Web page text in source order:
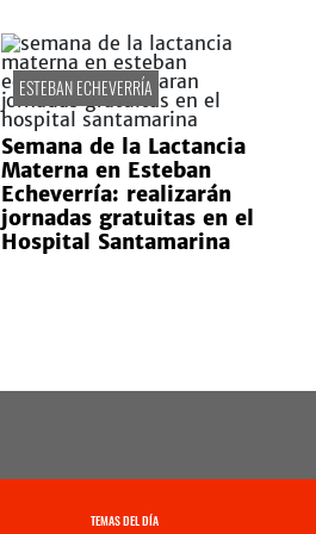
ESTEBAN ECHEVERRÍA
Semana de la Lactancia
Materna en Esteban
Echeverría: realizarán
jornadas gratuitas en el
Hospital Santamarina
TEMAS DEL DÍA